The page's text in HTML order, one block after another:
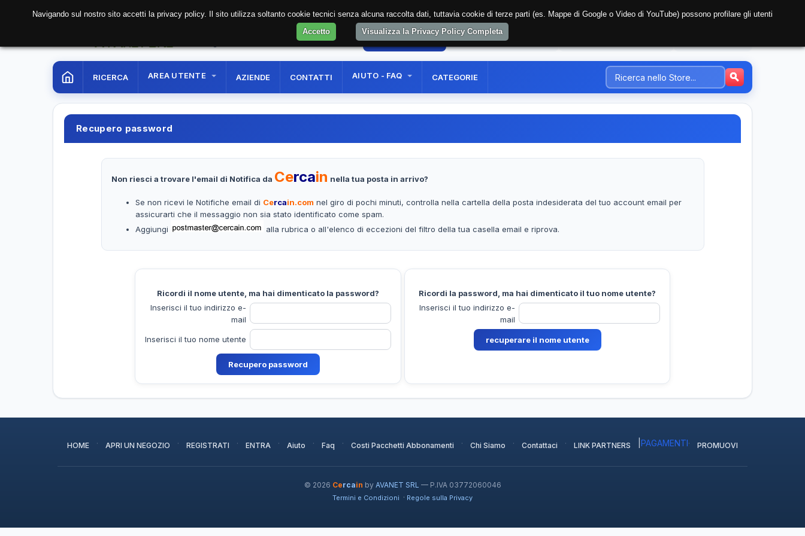
AREA RISERVATA REGISTRAZIONE UTENTE
RICERCA AREA UTENTE AZIENDE CONTATTI AIUTO - FAQ CATEGORIE
Recupero password
Non riesci a trovare l'email di Notifica da Cercain nella tua posta in arrivo?
Se non ricevi le Notifiche email di Cercain.com nel giro di pochi minuti, controlla nella cartella della posta indesiderata del tuo account email per
assicurarti che il messaggio non sia stato identificato come spam.
Aggiungi
alla rubrica o all'elenco di eccezioni del filtro della tua casella email e riprova.
Ricordi il nome utente, ma hai dimenticato la password?
Inserisci il tuo indirizzo e-
mail
Inserisci il tuo nome utente
Ricordi la password, ma hai dimenticato il tuo nome utente?
Inserisci il tuo indirizzo e-
mail
HOME · APRI UN NEGOZIO · REGISTRATI · ENTRA · Aiuto · Faq · Costi Pacchetti Abbonamenti · Chi Siamo · Contattaci · LINK PARTNERS PAGAMENTI· PROMUOVI
© 2026 Cercain by AVANET SRL — P.IVA 03772060046
Termini e Condizioni · Regole sulla Privacy
Navigando sul nostro sito accetti la privacy policy. Il sito utilizza soltanto cookie tecnici senza alcuna raccolta dati, tuttavia cookie di terze parti (es. Mappe di Google o Video di YouTube) possono profilare gli utenti
Accetto
Visualizza la Privacy Policy Completa